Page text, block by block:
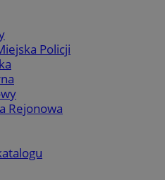
Policji
Rejonowa